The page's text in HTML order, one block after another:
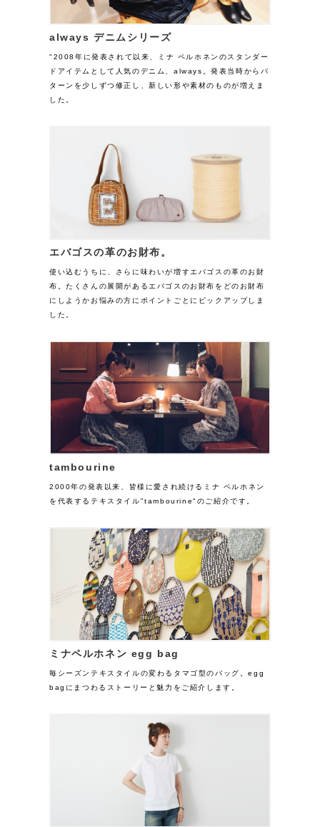
always デニムシリーズ
"2008年に発表されて以来、ミナ ペルホネンのスタンダー
ドアイテムとして人気のデニム、always。発表当時からパ
ターンを少しずつ修正し、新しい形や素材のものが増えま
した。
エバゴスの革のお財布。
使い込むうちに、さらに味わいが増すエバゴスの革のお財
布。たくさんの展開があるエバゴスのお財布をどのお財布
にしようかお悩みの方にポイントごとにピックアップしま
した。
tambourine
2000年の発表以来、皆様に愛され続けるミナ ペルホネン
を代表するテキスタイル"tambourine"のご紹介です。
ミナペルホネン egg bag
毎シーズンテキスタイルの変わるタマゴ型のバッグ。egg
bagにまつわるストーリーと魅力をご紹介します。